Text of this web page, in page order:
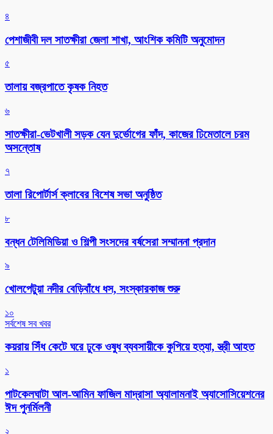
৪
পেশাজীবী দল সাতক্ষীরা জেলা শাখা, আংশিক কমিটি অনুমোদন
৫
তালায় বজ্রপাতে কৃষক নিহত
৬
সাতক্ষীরা-ভেটখালী সড়ক যেন দুর্ভোগের ফাঁদ, কাজের ঢিমেতালে চরম
অসন্তোষ
৭
‎তালা রিপোর্টার্স ক্লাবের বিশেষ সভা অনুষ্ঠিত
৮
বন্ধন টেলিমিডিয়া ও শিল্পী সংসদের বর্ষসেরা সম্মাননা প্রদান
৯
খোলপেটুয়া নদীর বেড়িবাঁধে ধস, সংস্কারকাজ শুরু
১০
সর্বশেষ সব খবর
কয়রায় সিঁধ কেটে ঘরে ঢুকে ওষুধ ব্যবসায়ীকে কুপিয়ে হত্যা, স্ত্রী আহত
১
পাটকেলঘাটা আল-আমিন ফাজিল মাদ্রাসা অ্যালামনাই অ্যাসোসিয়েশনের
ঈদ পুনর্মিলনী
২